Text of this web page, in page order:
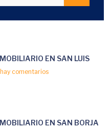
EN SAN LUIS
hay comentarios
EN SAN BORJA